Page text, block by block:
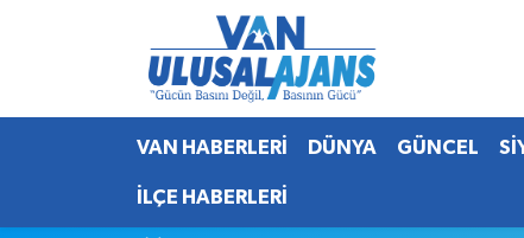
VAN HABERLERİ DÜNYA GÜNCEL
İLÇE HABERLERİ
Van Nöbetçi Eczaneler
Van Hava Durumu
Van Namaz Vakitleri